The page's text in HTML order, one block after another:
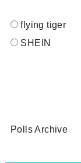
flying tiger
SHEIN
Polls Archive